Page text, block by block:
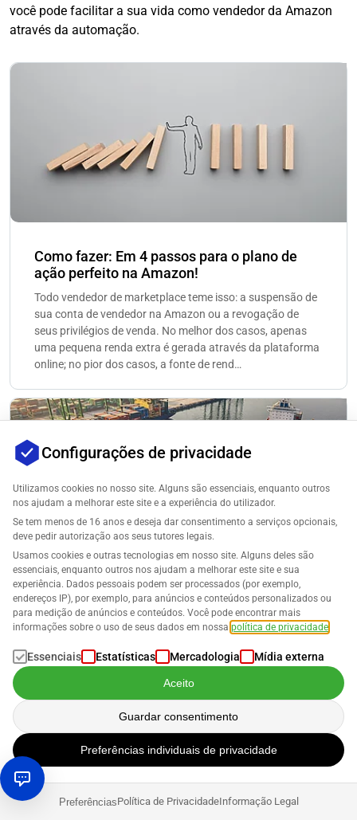
você pode facilitar a sua vida como vendedor da Amazon
através da automação.
Como fazer: Em 4 passos para o plano de
ação perfeito na Amazon!
Todo vendedor de marketplace teme isso: a suspensão de
sua conta de vendedor na Amazon ou a revogação de
seus privilégios de venda. No melhor dos casos, apenas
uma pequena renda extra é gerada através da plataforma
online; no pior dos casos, a fonte de rend…
Comércio Eletrônico Transfronteiriço com a
Amazon: Como ter sucesso em vendas
internacionais
Na verdade, não há razão para que os vendedores da
Amazon não vendam seus produtos internacionalmente.
Exceto talvez: a burocracia. No entanto, o gigante do e-
commerce está tentando remediar isso tornando o mais
fácil possível para as empresas em sua plataf…
Créditos das imagens na ordem das imagens: © artinspiring –
stock.adobe.com / © bakhtiarzein – stock.adobe.com
Configurações de privacidade
Utilizamos cookies no nosso site. Alguns são essenciais, enquanto outros
nos ajudam a melhorar este site e a experiência do utilizador.
Se tem menos de 16 anos e deseja dar consentimento a serviços opcionais,
deve pedir autorização aos seus tutores legais.
Usamos cookies e outras tecnologias em nosso site. Alguns deles são
essenciais, enquanto outros nos ajudam a melhorar este site e sua
experiência. Dados pessoais podem ser processados (por exemplo,
endereços IP), por exemplo, para anúncios e conteúdos personalizados ou
para medição de anúncios e conteúdos. Você pode encontrar mais
informações sobre o uso de seus dados em nossa política de privacidade
Essenciais Estatísticas Mercadologia Mídia externa
Aceito
Guardar consentimento
Preferências individuais de privacidade
PreferênciasPolítica de PrivacidadeInformação Legal